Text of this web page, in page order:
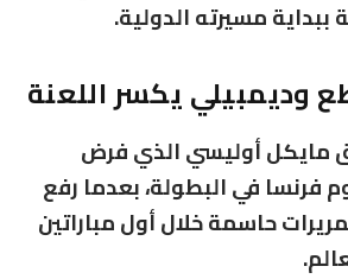
مسيرته الدولية.
وديمبيلي يكسر اللعنة
مايكل أوليسي الذي فرض
فرنسا في البطولة، بعدما رفع
حاسمة خلال أول مباراتين